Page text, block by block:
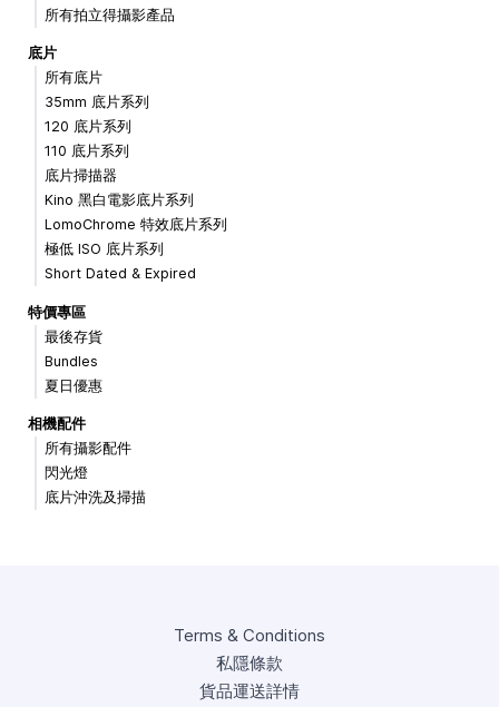
所有拍立得攝影產品
底片
所有底片
35mm 底片系列
120 底片系列
110 底片系列
底片掃描器
Kino 黑白電影底片系列
LomoChrome 特效底片系列
極低 ISO 底片系列
Short Dated & Expired
特價專區
最後存貨
Bundles
夏日優惠
相機配件
所有攝影配件
閃光燈
底片沖洗及掃描
Terms & Conditions
私隱條款
貨品運送詳情